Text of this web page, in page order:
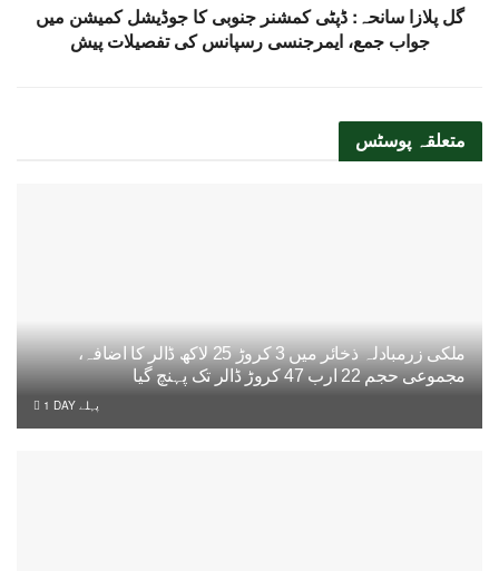
گل پلازا سانحہ: ڈپٹی کمشنر جنوبی کا جوڈیشل کمیشن میں
جواب جمع، ایمرجنسی رسپانس کی تفصیلات پیش
متعلقہ پوسٹس
ملکی زرمبادلہ ذخائر میں 3 کروڑ 25 لاکھ ڈالر کا اضافہ،
مجموعی حجم 22 ارب 47 کروڑ ڈالر تک پہنچ گیا
1 DAY پہلے